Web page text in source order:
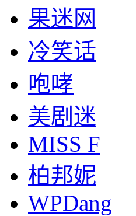
果迷网
冷笑话
咆哮
美剧迷
MISS F
柏邦妮
WPDang